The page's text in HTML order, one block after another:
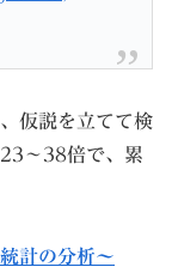
仮説を立てて検
～38倍で、累
計の分析～